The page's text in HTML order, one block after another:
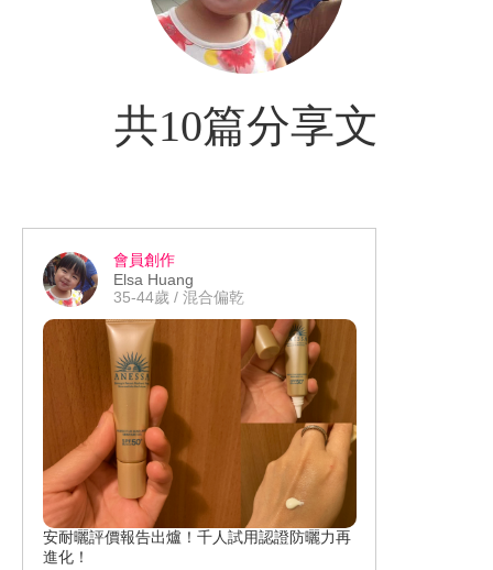
共10篇分享文
會員創作
Elsa Huang
35-44歲 / 混合偏乾
安耐曬評價報告出爐！千人試用認證防曬力再
進化！